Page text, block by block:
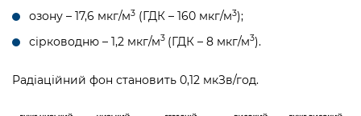
озону – 17,6 мкг/м3 (ГДК – 160 мкг/м3);
сірководню – 1,2 мкг/м3 (ГДК – 8 мкг/м3).
Радіаційний фон становить 0,12 мкЗв/год.